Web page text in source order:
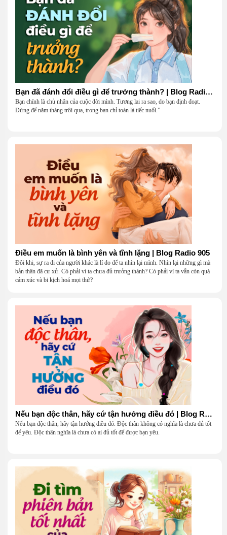
Bạn đã đánh đổi điều gì để trưởng thành? | Blog Radio 906
Bạn chính là chủ nhân của cuộc đời mình. Tương lai ra sao, do bạn định đoạt.
Đừng để năm tháng trôi qua, trong bạn chỉ toàn là tiếc nuối.”
Điều em muốn là bình yên và tĩnh lặng | Blog Radio 905
Đôi khi, sự ra đi của người khác là lí do để ta nhìn lại mình. Nhìn lại những gì mà
bản thân đã cư xử. Có phải vì ta chưa đủ trưởng thành? Có phải vì ta vẫn còn quá
cảm xúc và bi kịch hoá mọi thứ?
Nếu bạn độc thân, hãy cứ tận hưởng điều đó | Blog Radio 904
Nếu bạn độc thân, hãy tận hưởng điều đó. Độc thân không có nghĩa là chưa đủ tốt
để yêu. Độc thân nghĩa là chưa có ai đủ tốt để được bạn yêu.